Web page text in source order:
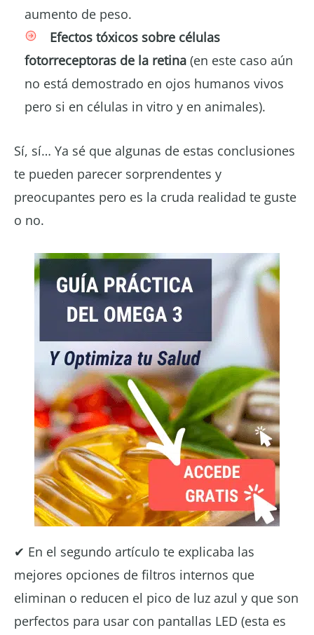
aumento de peso.
Efectos tóxicos sobre células
fotorreceptoras de la retina (en este caso aún
no está demostrado en ojos humanos vivos
pero si en células in vitro y en animales).
Sí, sí… Ya sé que algunas de estas conclusiones
te pueden parecer sorprendentes y
preocupantes pero es la cruda realidad te guste
o no.
✔ En el segundo artículo te explicaba las
mejores opciones de filtros internos que
eliminan o reducen el pico de luz azul y que son
perfectos para usar con pantallas LED (esta es